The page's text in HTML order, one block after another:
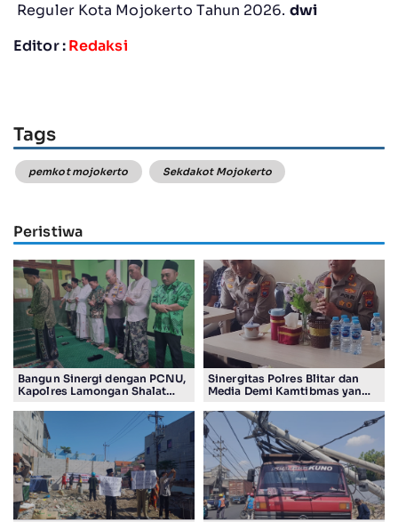
Reguler Kota Mojokerto Tahun 2026. dwi
Editor :Redaksi
Tags
pemkot mojokerto Sekdakot Mojokerto
Peristiwa
Bangun Sinergi dengan PCNU,
Kapolres Lamongan Shalat
Pengurus
Sinergitas Polres Blitar dan
Media Demi Kamtibmas yang